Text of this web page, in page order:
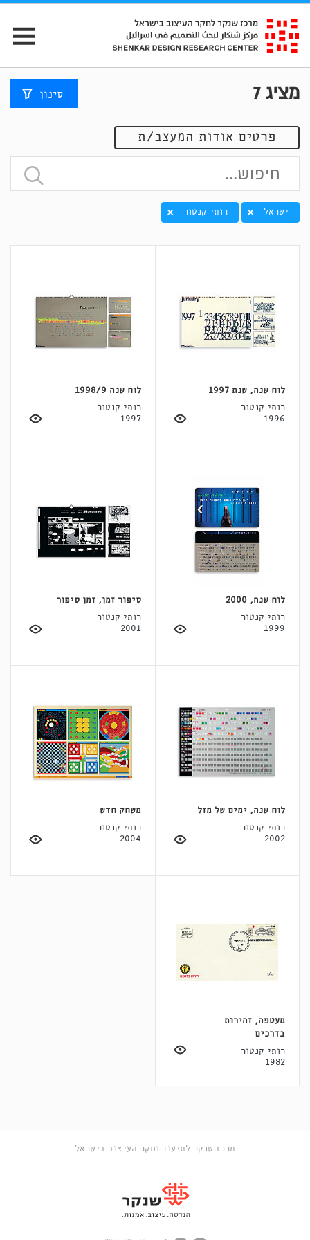
מציג7 סינון
פרטים אודות המעצב/ת
ישראל רותי קנטור
לוח שנה, שנת 1997
רותי קנטור
1996
לוח שנה 1998/9
רותי קנטור
1997
לוח שנה, 2000
רותי קנטור
1999
סיפור זמן, זמן סיפור
רותי קנטור
2001
לוח שנה, ימים של מזל
רותי קנטור
2002
משחק חדש
רותי קנטור
2004
מעטפה, זהירות
בדרכים
רותי קנטור
1982
מרכז שנקר לתיעוד וחקר העיצוב בישראל